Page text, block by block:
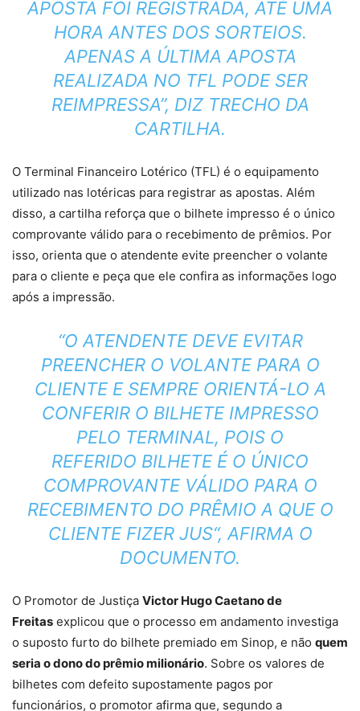
APOSTA FOI REGISTRADA,ATÉ UMA
HORA ANTES DOS SORTEIOS.
APENAS A ÚLTIMA APOSTA
REALIZADA NO TFL PODE SER
REIMPRESSA”, DIZ TRECHO DA
CARTILHA.
O Terminal Financeiro Lotérico (TFL) é o equipamento
utilizado nas lotéricas para registrar as apostas. Além
disso, a cartilha reforça que o bilhete impresso é o único
comprovante válido para o recebimento de prêmios. Por
isso, orienta que o atendente evite preencher o volante
para o cliente e peça que ele confira as informações logo
após a impressão.
“O ATENDENTE DEVE EVITAR
PREENCHER O VOLANTE PARA O
CLIENTE E SEMPRE ORIENTÁ-LO A
CONFERIR O BILHETE IMPRESSO
PELO TERMINAL, POIS O
REFERIDO BILHETE É O ÚNICO
COMPROVANTE VÁLIDO PARA O
RECEBIMENTO DO PRÊMIO A QUE O
CLIENTE FIZER JUS“, AFIRMA O
DOCUMENTO.
O Promotor de Justiça Victor Hugo Caetano de
Freitas explicou que o processo em andamento investiga
o suposto furto do bilhete premiado em Sinop, e não quem
seria o dono do prêmio milionário. Sobre os valores de
bilhetes com defeito supostamente pagos por
funcionários, o promotor afirma que, segundo a